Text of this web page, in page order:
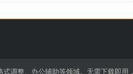
调整、办公辅助等领域。无需下载即